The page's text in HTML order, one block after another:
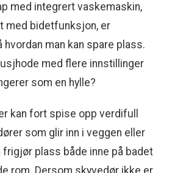
med integrert vaskemaskin,
med bidetfunksjon, er
hvordan man kan spare plass.
med flere innstillinger
som en hylle?
kan fort spise opp verdifull
som glir inn i veggen eller
frigjør plass både inne på badet